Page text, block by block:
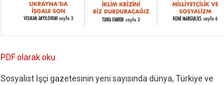
PDF olarak oku
Sosyalist İşçi gazetesinin yeni sayısında dünya, Türkiye ve